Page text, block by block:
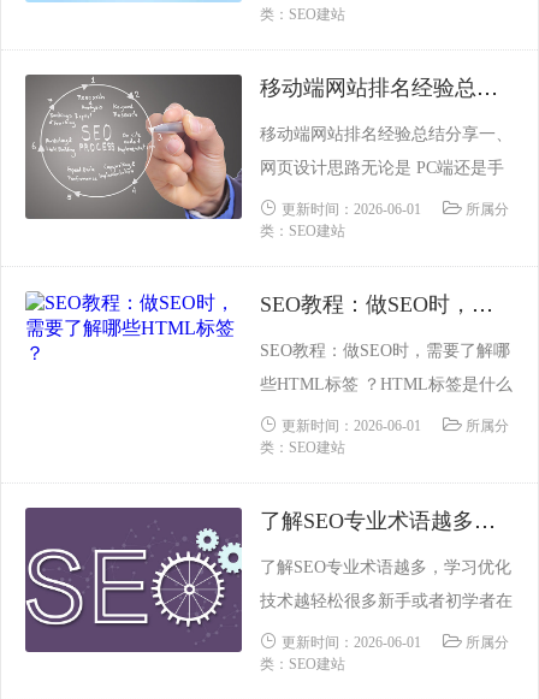
优先、发布、宣传、推广厂商产
站。我们如何才能在数百万网站中
脱颖而出，在搜索引擎中获得优异
的排名？然后我们要讨论快速排
方法。容易被K站，或者掉右边，
类：SEO建站
移动端网站排名经验总结分享
移动端网站排名经验总结分享一、
网页设计思路无论是 PC端还是手
机端，我们所做的最后都是把网站
的内容，以合理的排名，合理的界
面呈现给那些浏览了网站的人们。
所以，手机端的网页设计显得尤为
度的元素。二、百度移......
更新时间：2026-06-01
所属分
类：SEO建站
SEO教程：做SEO时，需要了解哪些HTML标签 ？
SEO教程：做SEO时，需要了解哪
些HTML标签 ？HTML标签是什么
HTML，全称Hypertext Markup La
nguage，也就是“超文本链接标示
语言”。HTML文本是由 HTML命
令组成的描述性文本，HTML 命令
更新时间：2026-06-01
所属分
类：SEO建站
了解SEO专业术语越多，学习优化技术越轻松
了解SEO专业术语越多，学习优化
技术越轻松很多新手或者初学者在
学习SEO过程中，总喜欢急于求
成，常常在不清楚seo专业术语的
更新时间：2026-06-01
所属分
类：SEO建站